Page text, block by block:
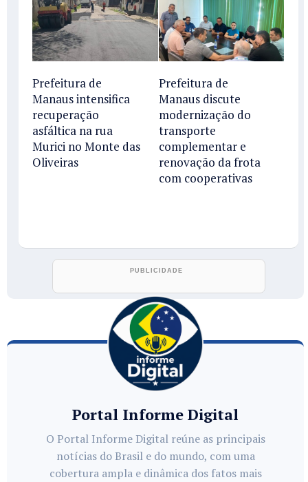
Prefeitura de
Manaus intensifica
recuperação
asfáltica na rua
Murici no Monte das
Oliveiras
Prefeitura de
Manaus discute
modernização do
transporte
complementar e
renovação da frota
com cooperativas
Portal Informe Digital
O Portal Informe Digital reúne as principais
notícias do Brasil e do mundo, com uma
cobertura ampla e dinâmica dos fatos mais